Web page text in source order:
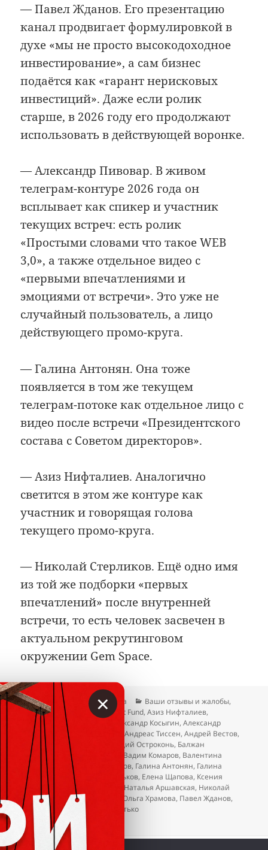
— Павел Жданов. Его презентацию
канал продвигает формулировкой в
духе «мы не просто высокодоходное
инвестирование», а сам бизнес
подаётся как «гарант нерисковых
инвестиций». Даже если ролик
старше, в 2026 году его продолжают
использовать в действующей воронке.
— Александр Пивовар. В живом
телеграм-контуре 2026 года он
всплывает как спикер и участник
текущих встреч: есть ролик
«Простыми словами что такое WEB
3,0», а также отдельное видео с
«первыми впечатлениями и
эмоциями от встречи». Это уже не
случайный пользователь, а лицо
действующего промо-круга.
— Галина Антонян. Она тоже
появляется в том же текущем
телеграм-потоке как отдельное лицо с
видео после встречи «Президентского
состава с Советом директоров».
— Азиз Нифталиев. Аналогично
светится в этом же контуре как
участник и говорящая голова
текущего промо-круга.
— Николай Стерликов. Ещё одно имя
из той же подборки «первых
впечатлений» после внутренней
встречи, то есть человек засвечен в
актуальном рекрутинговом
окружении Gem Space.
Опубликовано
20.04.2026 Автор
Гость сайта Рубрики
Ваши отзывы и жалобы,
Отзывы
Метки
TreeD Investment Fund,Азиз Нифталиев,
Александр Качановский
Александр Косыгин,Александр
Пивовар
Альфия Айбушева ,Андреас Тиссен,Андрей Вестов,
Антонина Новоселова
Аркадий Остроконь, Балжан
Молдасанова , Вадим Комаров, Валентина
Муромцева
Валерий Остриков, Галина Антонян, Галина
Здоровцова
Дмитрий Васильков, Елена Щапова, Ксения
Горбачева
Лариса Ерёмина Наталья Аршавская, Николай
Стерликов
Нусрат Оруджев Ольга Храмова, Павел Жданов,
Татьяна Тарасова
, Эдуард Витько
Добавить комментарий
×